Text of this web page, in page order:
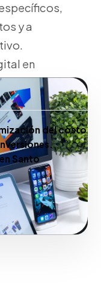
y a
en
del costo
Santo